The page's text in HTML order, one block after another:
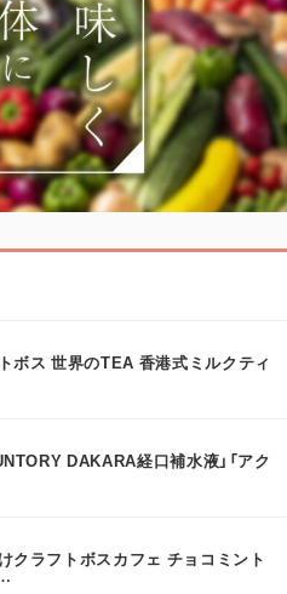
トボス 世界のTEA 香港式ミルクティ
DAKARA経口補水液」「アク
けクラフトボスカフェ チョコミント